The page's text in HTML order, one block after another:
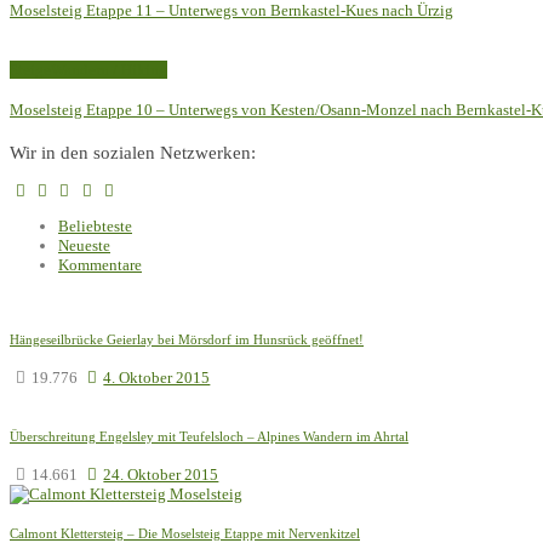
Moselsteig Etappe 11 – Unterwegs von Bernkastel-Kues nach Ürzig
Moselsteig Etappe 10 – Unterwegs von Kesten/Osann-Monzel nach Bernkastel-
Wir in den sozialen Netzwerken:
Beliebteste
Neueste
Kommentare
Hängeseilbrücke Geierlay bei Mörsdorf im Hunsrück geöffnet!
19.776 4. Oktober 2015
Überschreitung Engelsley mit Teufelsloch – Alpines Wandern im Ahrtal
14.661 24. Oktober 2015
Calmont Klettersteig – Die Moselsteig Etappe mit Nervenkitzel